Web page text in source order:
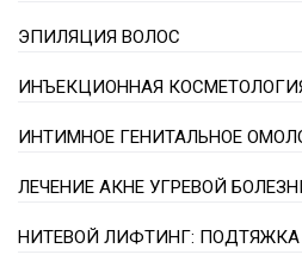
ЭПИЛЯЦИЯ ВОЛОС
ИНТИМНОЕ ГЕНИТАЛЬНОЕ
ЛЕЧЕНИЕ АКНЕ УГРЕВОЙ
НИТЕВОЙ ЛИФТИНГ: